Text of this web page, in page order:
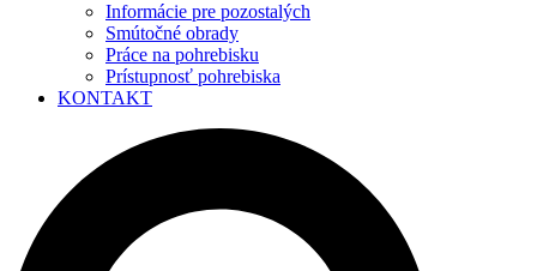
Informácie pre pozostalých
Smútočné obrady
Práce na pohrebisku
Prístupnosť pohrebiska
KONTAKT